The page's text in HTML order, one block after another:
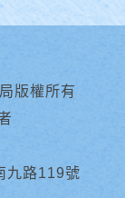
版權所有
九路119號